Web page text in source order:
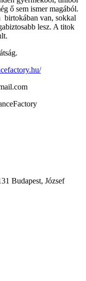
ő sem ismer magából.
birtokában van, sokkal
lesz. A titok
Budapest, József